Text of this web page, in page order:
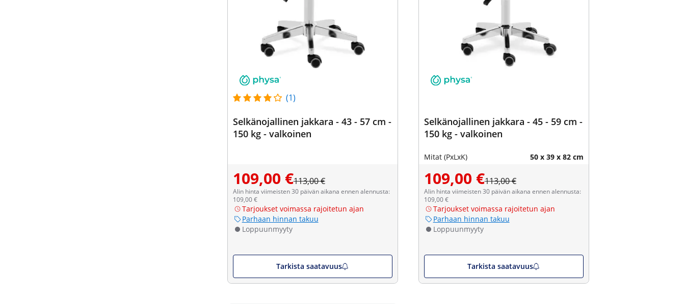
(1)
Selkänojallinen jakkara - 43 - 57 cm -
150 kg - valkoinen
109,00 €113,00 €
Alin hinta viimeisten 30 päivän aikana ennen alennusta:
109,00 €
Tarjoukset voimassa rajoitetun ajan
Parhaan hinnan takuu
Loppuunmyyty
Tarkista saatavuus
Selkänojallinen jakkara - 45 - 59 cm -
150 kg - valkoinen
Mitat (PxLxK) 50 x 39 x 82 cm
109,00 €113,00 €
Alin hinta viimeisten 30 päivän aikana ennen alennusta:
109,00 €
Tarjoukset voimassa rajoitetun ajan
Parhaan hinnan takuu
Loppuunmyyty
Tarkista saatavuus